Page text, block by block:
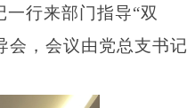
行来部门指导“双
会，会议由党总支书记